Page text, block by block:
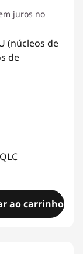
juros no
(núcleos de
de
ao carrinho